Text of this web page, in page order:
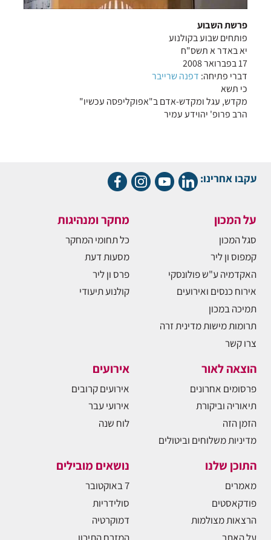
פרשת השבוע
פותחים שבוע בקולנוע
יא באדר א תשס"ח
17 בפברואר 2008
דברי פתיחה: דפנה שרייבר
כי תשא
מקדש, עגל ומקדש-אדם ב"אפוקליפסה עכשיו"
הרב פרופ' יהוידע עמיר
עקבו אחרינו:
על המכון
סגל המכון
קמפוס ון ליר
האקדמיה ע"ש פולונסקי
אירוח כנסים ואירועים
תמיכה במכון
תרומות מישות מדינית זרה
צרו קשר
מחקר ומנהיגות
כל תחומי המחקר
מסעות דעת
פרס ון ליר
קולנוע תיעודי
הוצאה לאור
פרסומים אחרונים
תיאוריה וביקורת
הזמן הזה
מדיניות משלוחים וביטולים
אירועים
אירועים קרובים
אירועי עבר
לוח שנה
התוכן שלנו
מאמרים
פודקאסטים
הרצאות מצולמות
נושאים מובילים
7 באוקטובר
סולידריות
דמוקרטיה